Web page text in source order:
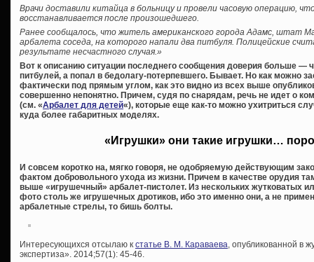
Врачи доставили китайца в больницу и провели часовую операцию,
восстанавливается после произошедшего.
Ранее сообщалось, что житель американского города Адамс, штат
арбалета соседа, на которого напали два питбуля. Полицейские
результате несчастного случая.»
Вот к описанию ситуации последнего сообщения доверия больше —
питбулей, а попал в бедолагу-потерпевшего. Бывает. Но как можно
фактически под прямым углом, как это видно из всех выше
совершенно непонятно. Причем, судя по снарядам, речь не идет о
(см. «Арбалет для детей«), которые еще как-то можно ухитриться
куда более габаритных моделях.
«Игрушки» они такие игрушки…
И совсем коротко на, мягко говоря, не одобряемую действующим
фактом добровольного ухода из жизни. Причем в качестве орудия
выше «игрушечный» арбалет-пистолет. Из нескольких жутковатых
фото столь же игрушечных дротиков, ибо это именно они, а не
арбалетные стрелы, то бишь болты.
Интересующихся отсылаю к статье В. М. Караваева , опубликованной в
экспертиза». 2014;57(1): 45-46.